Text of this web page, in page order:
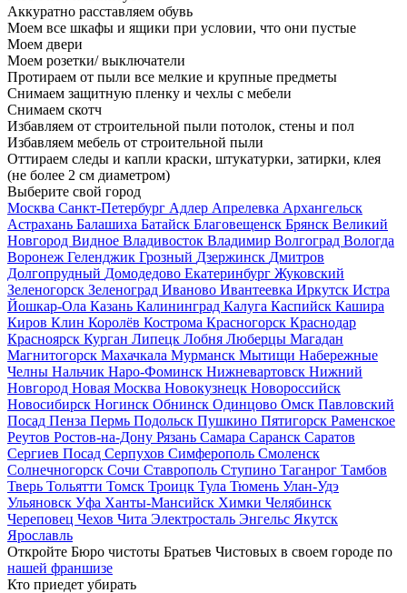
Аккуратно расставляем обувь
Моем все шкафы и ящики при условии, что они пустые
Моем двери
Моем розетки/ выключатели
Протираем от пыли все мелкие и крупные предметы
Снимаем защитную пленку и чехлы с мебели
Снимаем скотч
Избавляем от строительной пыли потолок, стены и пол
Избавляем мебель от строительной пыли
Оттираем следы и капли краски, штукатурки, затирки, клея
(не более 2 см диаметром)
Выберите свой город
Москва Санкт-Петербург Адлер Апрелевка Архангельск
Астрахань Балашиха Батайск Благовещенск Брянск Великий
Новгород Видное Владивосток Владимир Волгоград Вологда
Воронеж Геленджик Грозный Дзержинск Дмитров
Долгопрудный Домодедово Екатеринбург Жуковский
Зеленогорск Зеленоград Иваново Ивантеевка Иркутск Истра
Йошкар-Ола Казань Калининград Калуга Каспийск Кашира
Киров Клин Королёв Кострома Красногорск Краснодар
Красноярск Курган Липецк Лобня Люберцы Магадан
Магнитогорск Махачкала Мурманск Мытищи Набережные
Челны Нальчик Наро-Фоминск Нижневартовск Нижний
Новгород Новая Москва Новокузнецк Новороссийск
Новосибирск Ногинск Обнинск Одинцово Омск Павловский
Посад Пенза Пермь Подольск Пушкино Пятигорск Раменское
Реутов Ростов-на-Дону Рязань Самара Саранск Саратов
Сергиев Посад Серпухов Симферополь Смоленск
Солнечногорск Сочи Ставрополь Ступино Таганрог Тамбов
Тверь Тольятти Томск Троицк Тула Тюмень Улан-Удэ
Ульяновск Уфа Ханты-Мансийск Химки Челябинск
Череповец Чехов Чита Электросталь Энгельс Якутск
Ярославль
Откройте Бюро чистоты Братьев Чистовых в своем городе по
нашей франшизе
Кто приедет убирать